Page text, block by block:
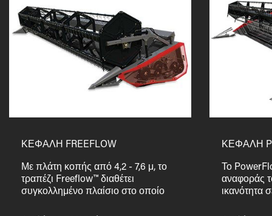
ΚΕΦΑΛΗ FREEFLOW
Με πλάτη κοπής από 4,2 - 7,6 μ, το
τραπέζι Freeflow™ διαθέτει
συγκολλημένο πλαίσιο στο οποίο
ΚΕΦΑΛΗ
Το
αναφοράς
ικανότητα